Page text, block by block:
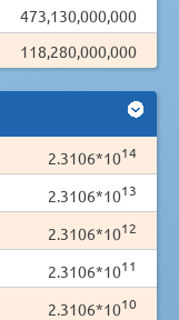
473,130,000,000
118,280,000,000
2.3106*1014
2.3106*1013
2.3106*1012
2.3106*1011
2.3106*1010